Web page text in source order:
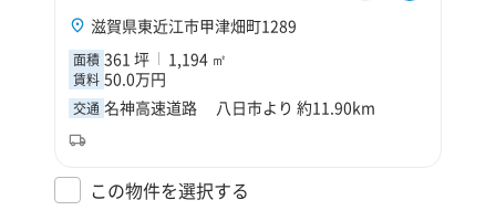
滋賀県東近江市甲津畑町1289
面積 361 坪 1,194 ㎡
賃料 50.0万円
交通 名神高速道路 八日市より 約11.90km
この物件を選択する